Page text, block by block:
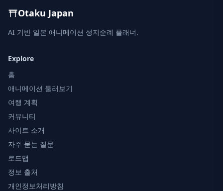
Otaku Japan
AI 기반 일본 애니메이션 성지순례 플래너.
Explore
홈
애니메이션 둘러보기
여행 계획
커뮤니티
사이트 소개
자주 묻는 질문
로드맵
정보 출처
개인정보처리방침